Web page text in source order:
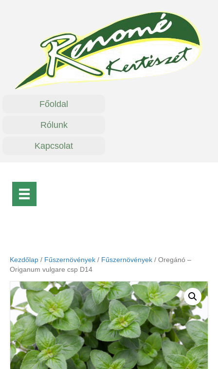
Főoldal
Rólunk
Kapcsolat
Kezdőlap / Fűszernövények / Fűszernövények / Oregánó –
Origanum vulgare csp D14